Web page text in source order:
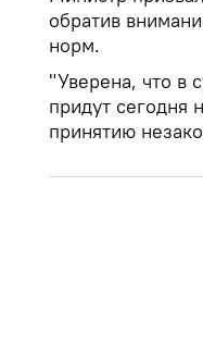
обратив
норм.
"Уверена, что в
придут сегодня
принятию